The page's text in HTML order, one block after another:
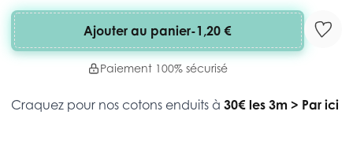
Ajouter au panier-1,20 €
Paiement 100% sécurisé
Craquez pour nos cotons enduits à 30€ les 3m > Par ici